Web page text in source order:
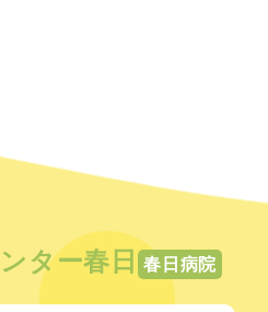
ター春日 春日病院